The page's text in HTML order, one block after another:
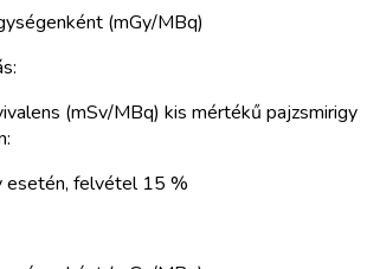
(mGy/MBq)
(mSv/MBq) kis mértékű pajzsmirigy
esetén, felvétel 15 %